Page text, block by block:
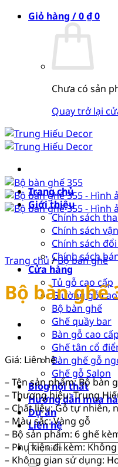
Giỏ hàng /0₫0
Chưa có sản
Quay trở lại
Trang chủ
Giới thiệu
Chính sách
Chính sách
Chính sách
Chính sách
Cửa hàng
Tủ gỗ cao cấp
Giường gỗ
Bộ bàn ghế
Ghế quầy bar
Bàn gỗ cao cấp
Ghế tân cổ
Bàn ghế gỗ
Ghế gỗ Salon
Blog nội thất
Hướng dẫn mua
Dự án
Liên hệ
Tìm
kiếm:
Trang chủ /Bộ bàn ghế
Bộ bàn ghế
Giá: Liên hệ
– Tên sản phẩm: Bộ bàn
– Thương hiệu: Trung
– Chất liệu: Gỗ tự nhiên,
– Màu sắc: Vàng gỗ
– Bộ sản phẩm: 6 ghế
– Phụ kiện đi kèm:
– Không gian sử dụng: